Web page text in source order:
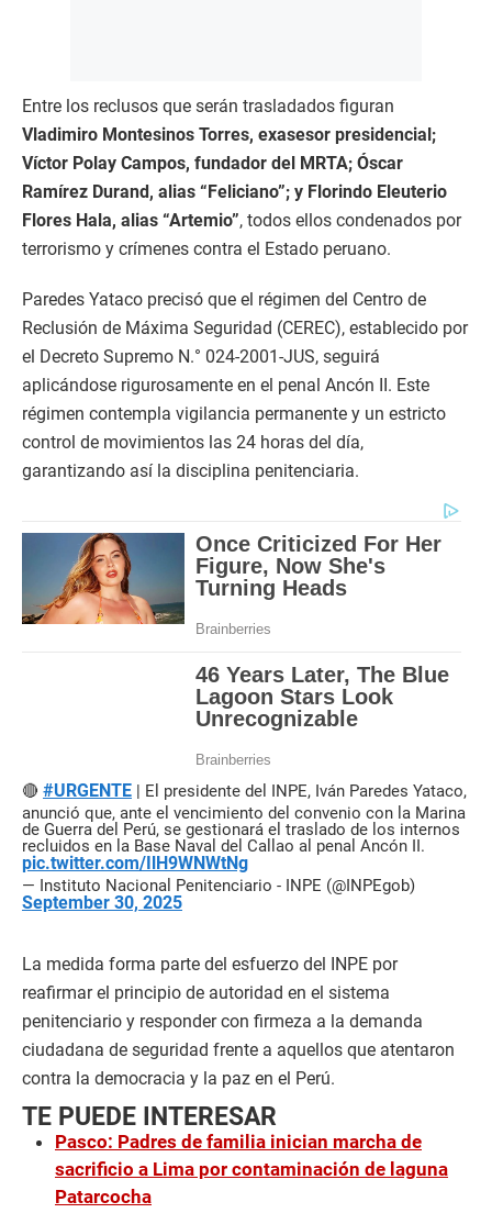
Entre los reclusos que serán trasladados figuran
Vladimiro Montesinos Torres, exasesor presidencial;
Víctor Polay Campos, fundador del MRTA; Óscar
Ramírez Durand, alias “Feliciano”; y Florindo Eleuterio
Flores Hala, alias “Artemio”, todos ellos condenados por
terrorismo y crímenes contra el Estado peruano.
Paredes Yataco precisó que el régimen del Centro de
Reclusión de Máxima Seguridad (CEREC), establecido por
el Decreto Supremo N.° 024-2001-JUS, seguirá
aplicándose rigurosamente en el penal Ancón II. Este
régimen contempla vigilancia permanente y un estricto
control de movimientos las 24 horas del día,
garantizando así la disciplina penitenciaria.
🔴 #URGENTE | El presidente del INPE, Iván Paredes Yataco,
anunció que, ante el vencimiento del convenio con la Marina
de Guerra del Perú, se gestionará el traslado de los internos
recluidos en la Base Naval del Callao al penal Ancón II.
pic.twitter.com/IlH9WNWtNg
— Instituto Nacional Penitenciario - INPE (@INPEgob)
September 30, 2025
La medida forma parte del esfuerzo del INPE por
reafirmar el principio de autoridad en el sistema
penitenciario y responder con firmeza a la demanda
ciudadana de seguridad frente a aquellos que atentaron
contra la democracia y la paz en el Perú.
TE PUEDE INTERESAR
Pasco: Padres de familia inician marcha de
sacrificio a Lima por contaminación de laguna
Patarcocha